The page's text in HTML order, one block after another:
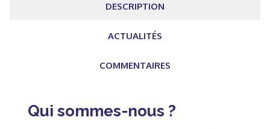
DESCRIPTION
ACTUALITÉS
COMMENTAIRES
Qui sommes-nous ?